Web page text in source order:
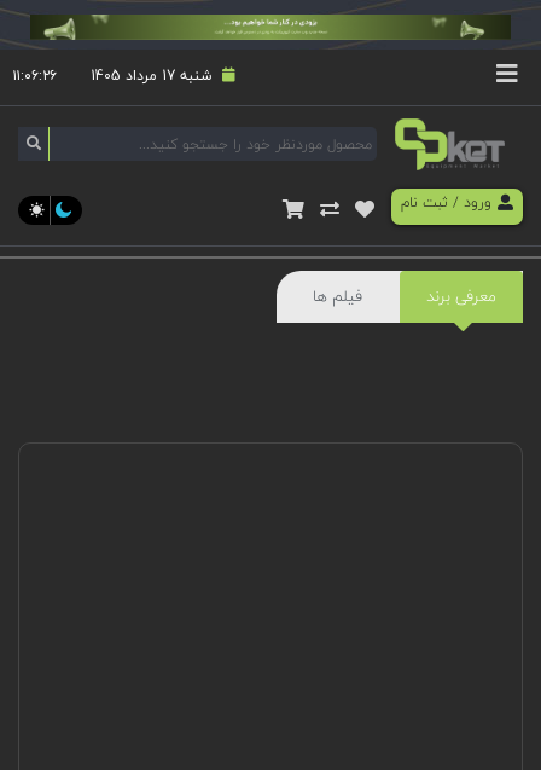
شنبه 17 مرداد 1405 ۱۱:۰۶:۲۷
ورود/ ثبت نام
معرفی برند فیلم ها